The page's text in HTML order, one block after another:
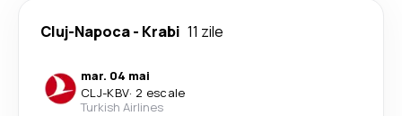
Cluj-Napoca- Krabi 11 zile
mar. 04 mai
CLJ-KBV· 2 escale
Turkish Airlines